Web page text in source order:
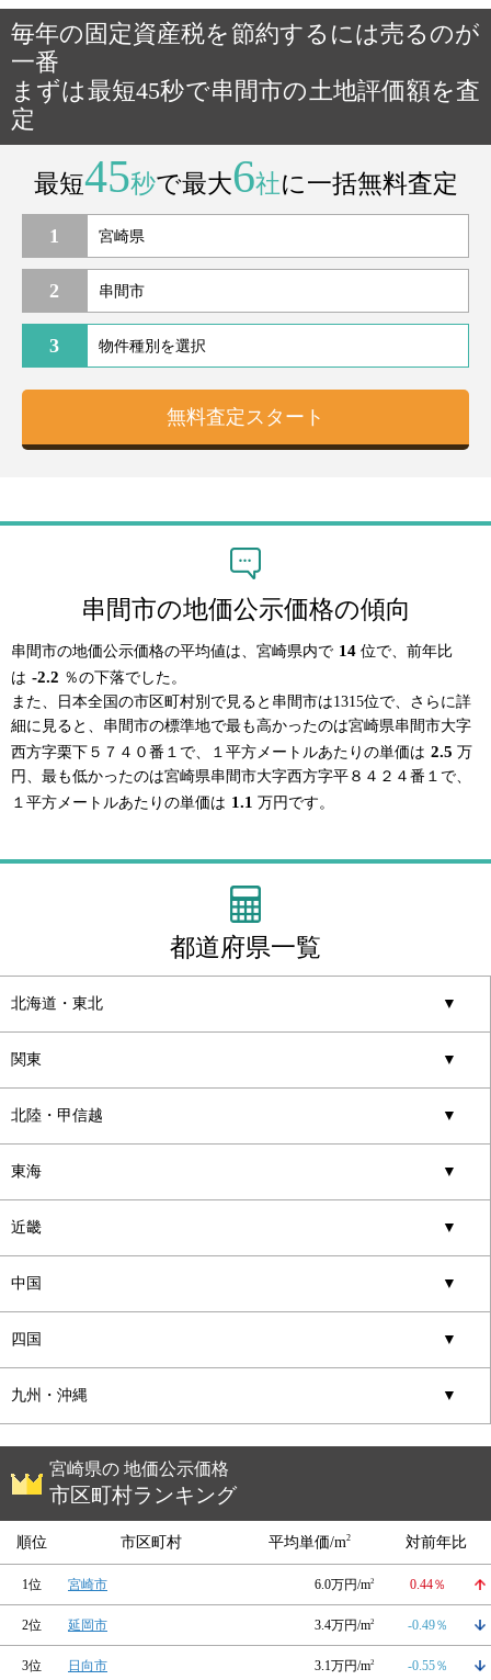
毎年の固定資産税を節約するには売るのが
一番
まずは最短45秒で串間市の土地評価額を査
定
最短45秒で最大6社に一括無料査定
1
2
3
串間市の地価公示価格の傾向
串間市の地価公示価格の平均値は、宮崎県内で 14 位で、前年比
は -2.2 ％の下落でした。
また、日本全国の市区町村別で見ると串間市は1315位で、さらに詳
細に見ると、串間市の標準地で最も高かったのは宮崎県串間市大字
西方字栗下５７４０番１で、１平方メートルあたりの単価は 2.5 万
円、最も低かったのは宮崎県串間市大字西方字平８４２４番１で、
１平方メートルあたりの単価は 1.1 万円です。
都道府県一覧
北海道・東北 ▼
関東 ▼
北陸・甲信越 ▼
東海 ▼
近畿 ▼
中国 ▼
四国 ▼
九州・沖縄 ▼
宮崎県の 地価公示価格
市区町村ランキング
順位 市区町村 平均単価/m2 対前年比
1位 宮崎市 6.0万円/m2 0.44％
2位 延岡市 3.4万円/m2 -0.49％
3位 日向市 3.1万円/m2 -0.55％